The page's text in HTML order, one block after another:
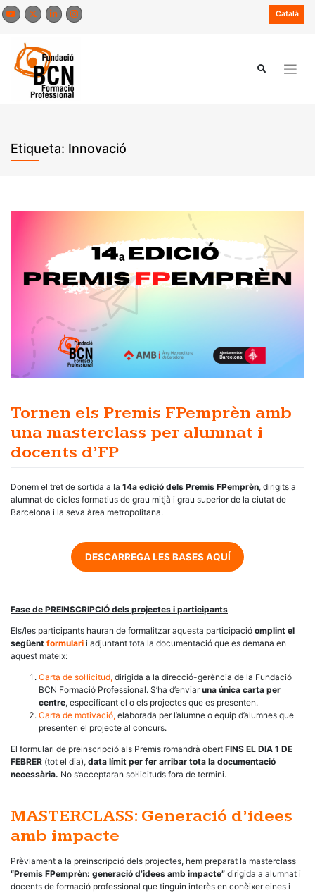
Skip
to
Català
Etiqueta: Innovació
Tornen els Premis FPemprèn amb
una masterclass per alumnat i
docents d’FP
Donem el tret de sortida a la 14a edició dels Premis FPemprèn, dirigits a
alumnat de cicles formatius de grau mitjà i grau superior de la ciutat de
Barcelona i la seva àrea metropolitana.
DESCARREGA LES BASES AQUÍ
Fase de PREINSCRIPCIÓ dels projectes i participants
Els/les participants hauran de formalitzar aquesta participació omplint el
següent formulari i adjuntant tota la documentació que es demana en
aquest mateix:
Carta de sol·licitud, dirigida a la direcció-gerència de la Fundació
BCN Formació Professional. S’ha d’enviaruna única carta per
centre, especificant el o els projectes que es presenten.
Carta de motivació, elaborada per l’alumne o equip d’alumnes que
presenten el projecte al concurs.
El formulari de preinscripció als Premis romandrà obert FINS EL DIA 1 DE
FEBRER (tot el dia), data límit per fer arribar tota la documentació
necessària. No s’acceptaran sol·licituds fora de termini.
MASTERCLASS: Generació d’idees
amb impacte
Prèviament a la preinscripció dels projectes, hem preparat la masterclass
“Premis FPemprèn: generació d’idees amb impacte” dirigida a alumnat i
docents de formació professional que tinguin interès en conèixer eines i